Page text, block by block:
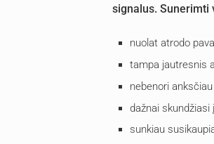
signalus. Sunerimti
nuolat atrodo
tampa jautresnis
nebenori
dažnai skundžiasi
sunkiau